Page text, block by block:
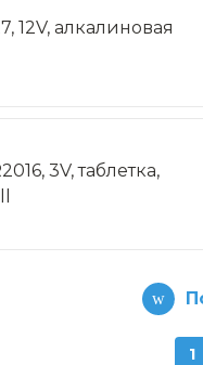
12V, алкалиновая
3V, таблетка,
1